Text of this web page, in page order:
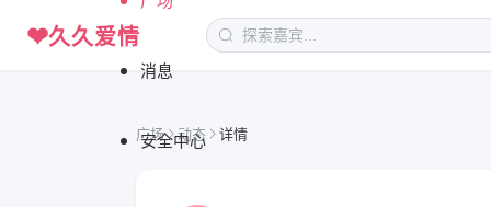
❤久久爱情
消息
安全中心
广场 动态 详情